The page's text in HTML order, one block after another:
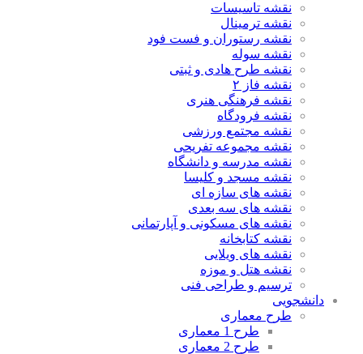
نقشه تاسیسات
نقشه ترمینال
نقشه رستوران و فست فود
نقشه سوله
نقشه طرح هادی و ثبتی
نقشه فاز ۲
نقشه فرهنگی هنری
نقشه فرودگاه
نقشه مجتمع ورزشی
نقشه مجموعه تفریحی
نقشه مدرسه و دانشگاه
نقشه مسجد و کلیسا
نقشه های سازه ای
نقشه های سه بعدی
نقشه های مسکونی و آپارتمانی
نقشه کتابخانه
نقشه های ویلایی
نقشه هتل و موزه
ترسیم و طراحی فنی
دانشجویی
طرح معماری
طرح 1 معماری
طرح 2 معماری